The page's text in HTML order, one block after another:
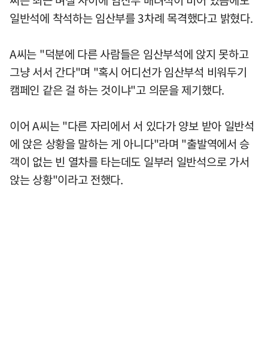
일반석에 착석하는 임산부를 3차례 목격했다고 밝혔다.
A씨는 "덕분에 다른 사람들은 임산부석에 앉지 못하고
그냥 서서 간다"며 "혹시 어디선가 임산부석 비워두기
캠페인 같은 걸 하는 것이냐"고 의문을 제기했다.
이어 A씨는 "다른 자리에서 서 있다가 양보 받아 일반석
에 앉은 상황을 말하는 게 아니다"라며 "출발역에서 승
객이 없는 빈 열차를 타는데도 일부러 일반석으로 가서
앉는 상황"이라고 전했다.